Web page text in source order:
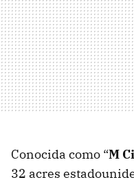
Conocida como “M
32 acres